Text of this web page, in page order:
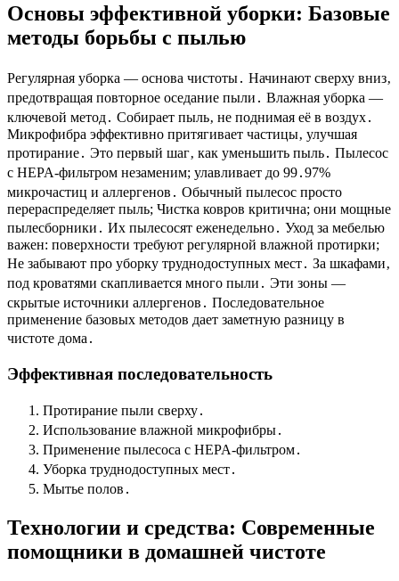
Основы эффективной уборки: Базовые
методы борьбы с пылью
Регулярная уборка — основа чистоты․ Начинают сверху вниз‚
предотвращая повторное оседание пыли․ Влажная уборка —
ключевой метод․ Собирает пыль‚ не поднимая её в воздух․
Микрофибра эффективно притягивает частицы‚ улучшая
протирание․ Это первый шаг‚ как уменьшить пыль․ Пылесос
с HEPA-фильтром незаменим; улавливает до 99․97%
микрочастиц и аллергенов․ Обычный пылесос просто
перераспределяет пыль; Чистка ковров критична; они мощные
пылесборники․ Их пылесосят еженедельно․ Уход за мебелью
важен: поверхности требуют регулярной влажной протирки;
Не забывают про уборку труднодоступных мест․ За шкафами‚
под кроватями скапливается много пыли․ Эти зоны —
скрытые источники аллергенов․ Последовательное
применение базовых методов дает заметную разницу в
чистоте дома․
Эффективная последовательность
Протирание пыли сверху․
Использование влажной микрофибры․
Применение пылесоса с HEPA-фильтром․
Уборка труднодоступных мест․
Мытье полов․
Технологии и средства: Современные
помощники в домашней чистоте